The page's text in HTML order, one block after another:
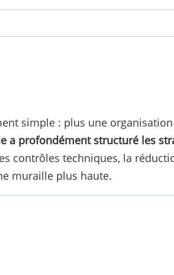
simple : plus une
a profondément structuré les
contrôles techniques, la
muraille plus haute.